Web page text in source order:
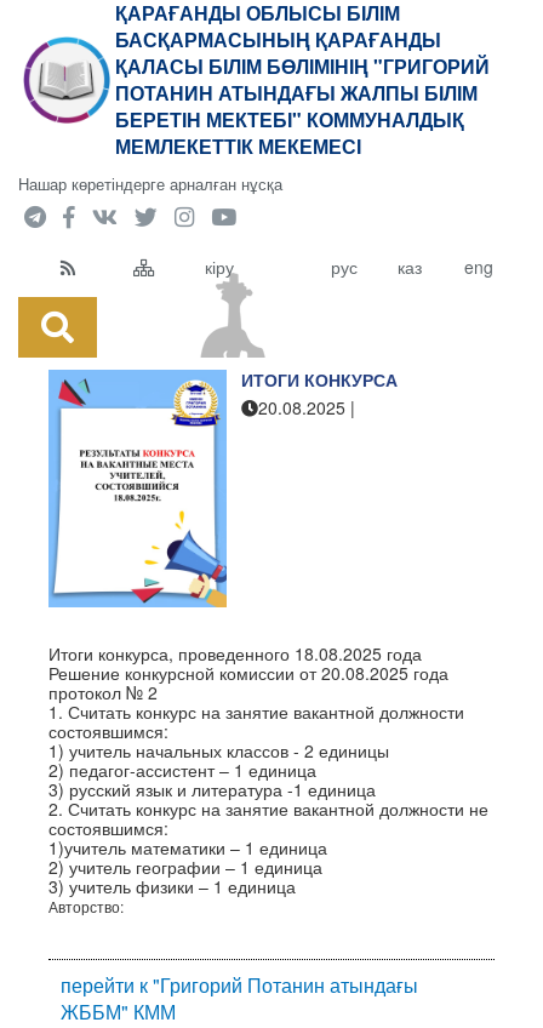
ҚАРАҒАНДЫ ОБЛЫСЫ БІЛІМ
БАСҚАРМАСЫНЫҢ ҚАРАҒАНДЫ
ҚАЛАСЫ БІЛІМ БӨЛІМІНІҢ "ГРИГОРИЙ
ПОТАНИН АТЫНДАҒЫ ЖАЛПЫ БІЛІМ
БЕРЕТІН МЕКТЕБІ" КОММУНАЛДЫҚ
МЕМЛЕКЕТТІК МЕКЕМЕСІ
Нашар көретіндерге арналған нұсқа
кіру рус каз eng
ИТОГИ КОНКУРСА
20.08.2025 |
Итоги конкурса, проведенного 18.08.2025 года
Решение конкурсной комиссии от 20.08.2025 года
протокол № 2
1. Считать конкурс на занятие вакантной должности
состоявшимся:
1) учитель начальных классов - 2 единицы
2) педагог-ассистент – 1 единица
3) русский язык и литература -1 единица
2. Считать конкурс на занятие вакантной должности не
состоявшимся:
1)учитель математики – 1 единица
2) учитель географии – 1 единица
3) учитель физики – 1 единица
Авторство:
перейти к "Григорий Потанин атындағы
ЖББМ" КММ